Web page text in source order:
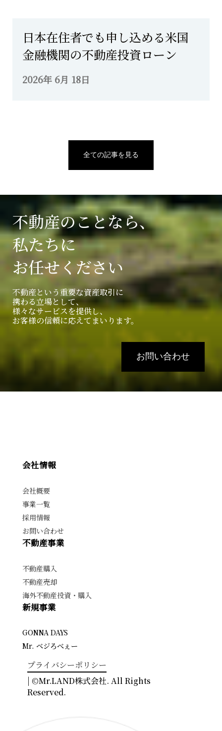
日本在住者でも申し込める米国
金融機関の不動産投資ローン
2026年 6月 18日
全ての記事を見る
不動産のことなら、
私たちに
お任せください
不動産という重要な資産取引に
携わる立場として、
様々なサービスを提供し、
お客様の信頼に応えてまいります。
お問い合わせ
会社情報
会社概要
事業一覧
採用情報
お問い合わせ
不動産事業
不動産購入
不動産売却
海外不動産投資・購入
新規事業
GONNA DAYS
Mr. ベジろべぇー
プライバシーポリシー
| ©Mr.LAND株式会社. All Rights
Reserved.